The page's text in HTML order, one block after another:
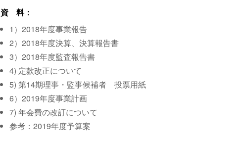
資 料：
1）2018年度事業報告
2）2018年度決算、決算報告書
3）2018年度監査報告書
4) 定款改正について
5) 第14期理事・監事候補者 投票用紙
6）2019年度事業計画
7) 年会費の改訂について
参考：2019年度予算案